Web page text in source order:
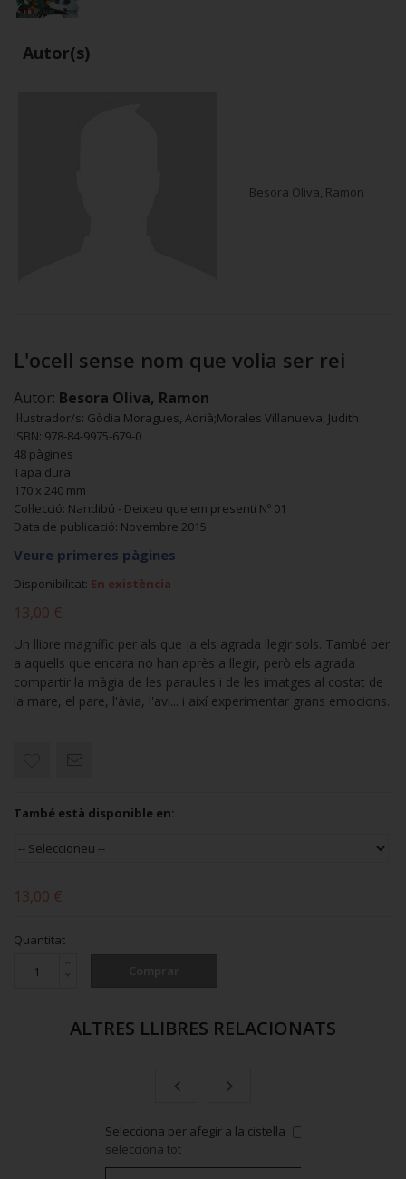
Autor(s)
Besora Oliva, Ramon
L'ocell sense nom que volia ser rei
Autor: Besora Oliva, Ramon
Il·lustrador/s: Gòdia Moragues, Adrià;Morales Villanueva, Judith
ISBN: 978-84-9975-679-0
48 pàgines
Tapa dura
170 x 240 mm
Col·lecció: Nandibú - Deixeu que em presenti Nº 01
Data de publicació: Novembre 2015
Veure primeres pàgines
Disponibilitat: En existència
13,00 €
Un llibre magnífic per als que ja els agrada llegir sols. També per
a aquells que encara no han après a llegir, però els agrada
compartir la màgia de les paraules i de les imatges al costat de
la mare, el pare, l'àvia, l'avi... i així experimentar grans emocions.
També està disponible en:
13,00 €
Quantitat
ALTRES LLIBRES RELACIONATS
Selecciona per afegir a la cistella
selecciona tot